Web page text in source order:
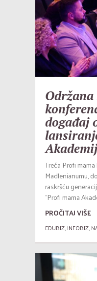
događaj
Treća Profi
Madlenianumu,
raskršću
"Profi mama
PROČITAJ VIŠE
EDUBIZ,INFOBIZ,